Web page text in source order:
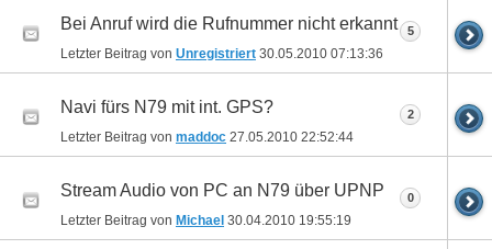
Bei Anruf wird die Rufnummer nicht erkannt
Letzter Beitrag von Unregistriert 30.05.2010 07:13:36
5
Navi fürs N79 mit int. GPS?
Letzter Beitrag von maddoc 27.05.2010 22:52:44
2
Stream Audio von PC an N79 über UPNP
Letzter Beitrag von Michael 30.04.2010 19:55:19
0